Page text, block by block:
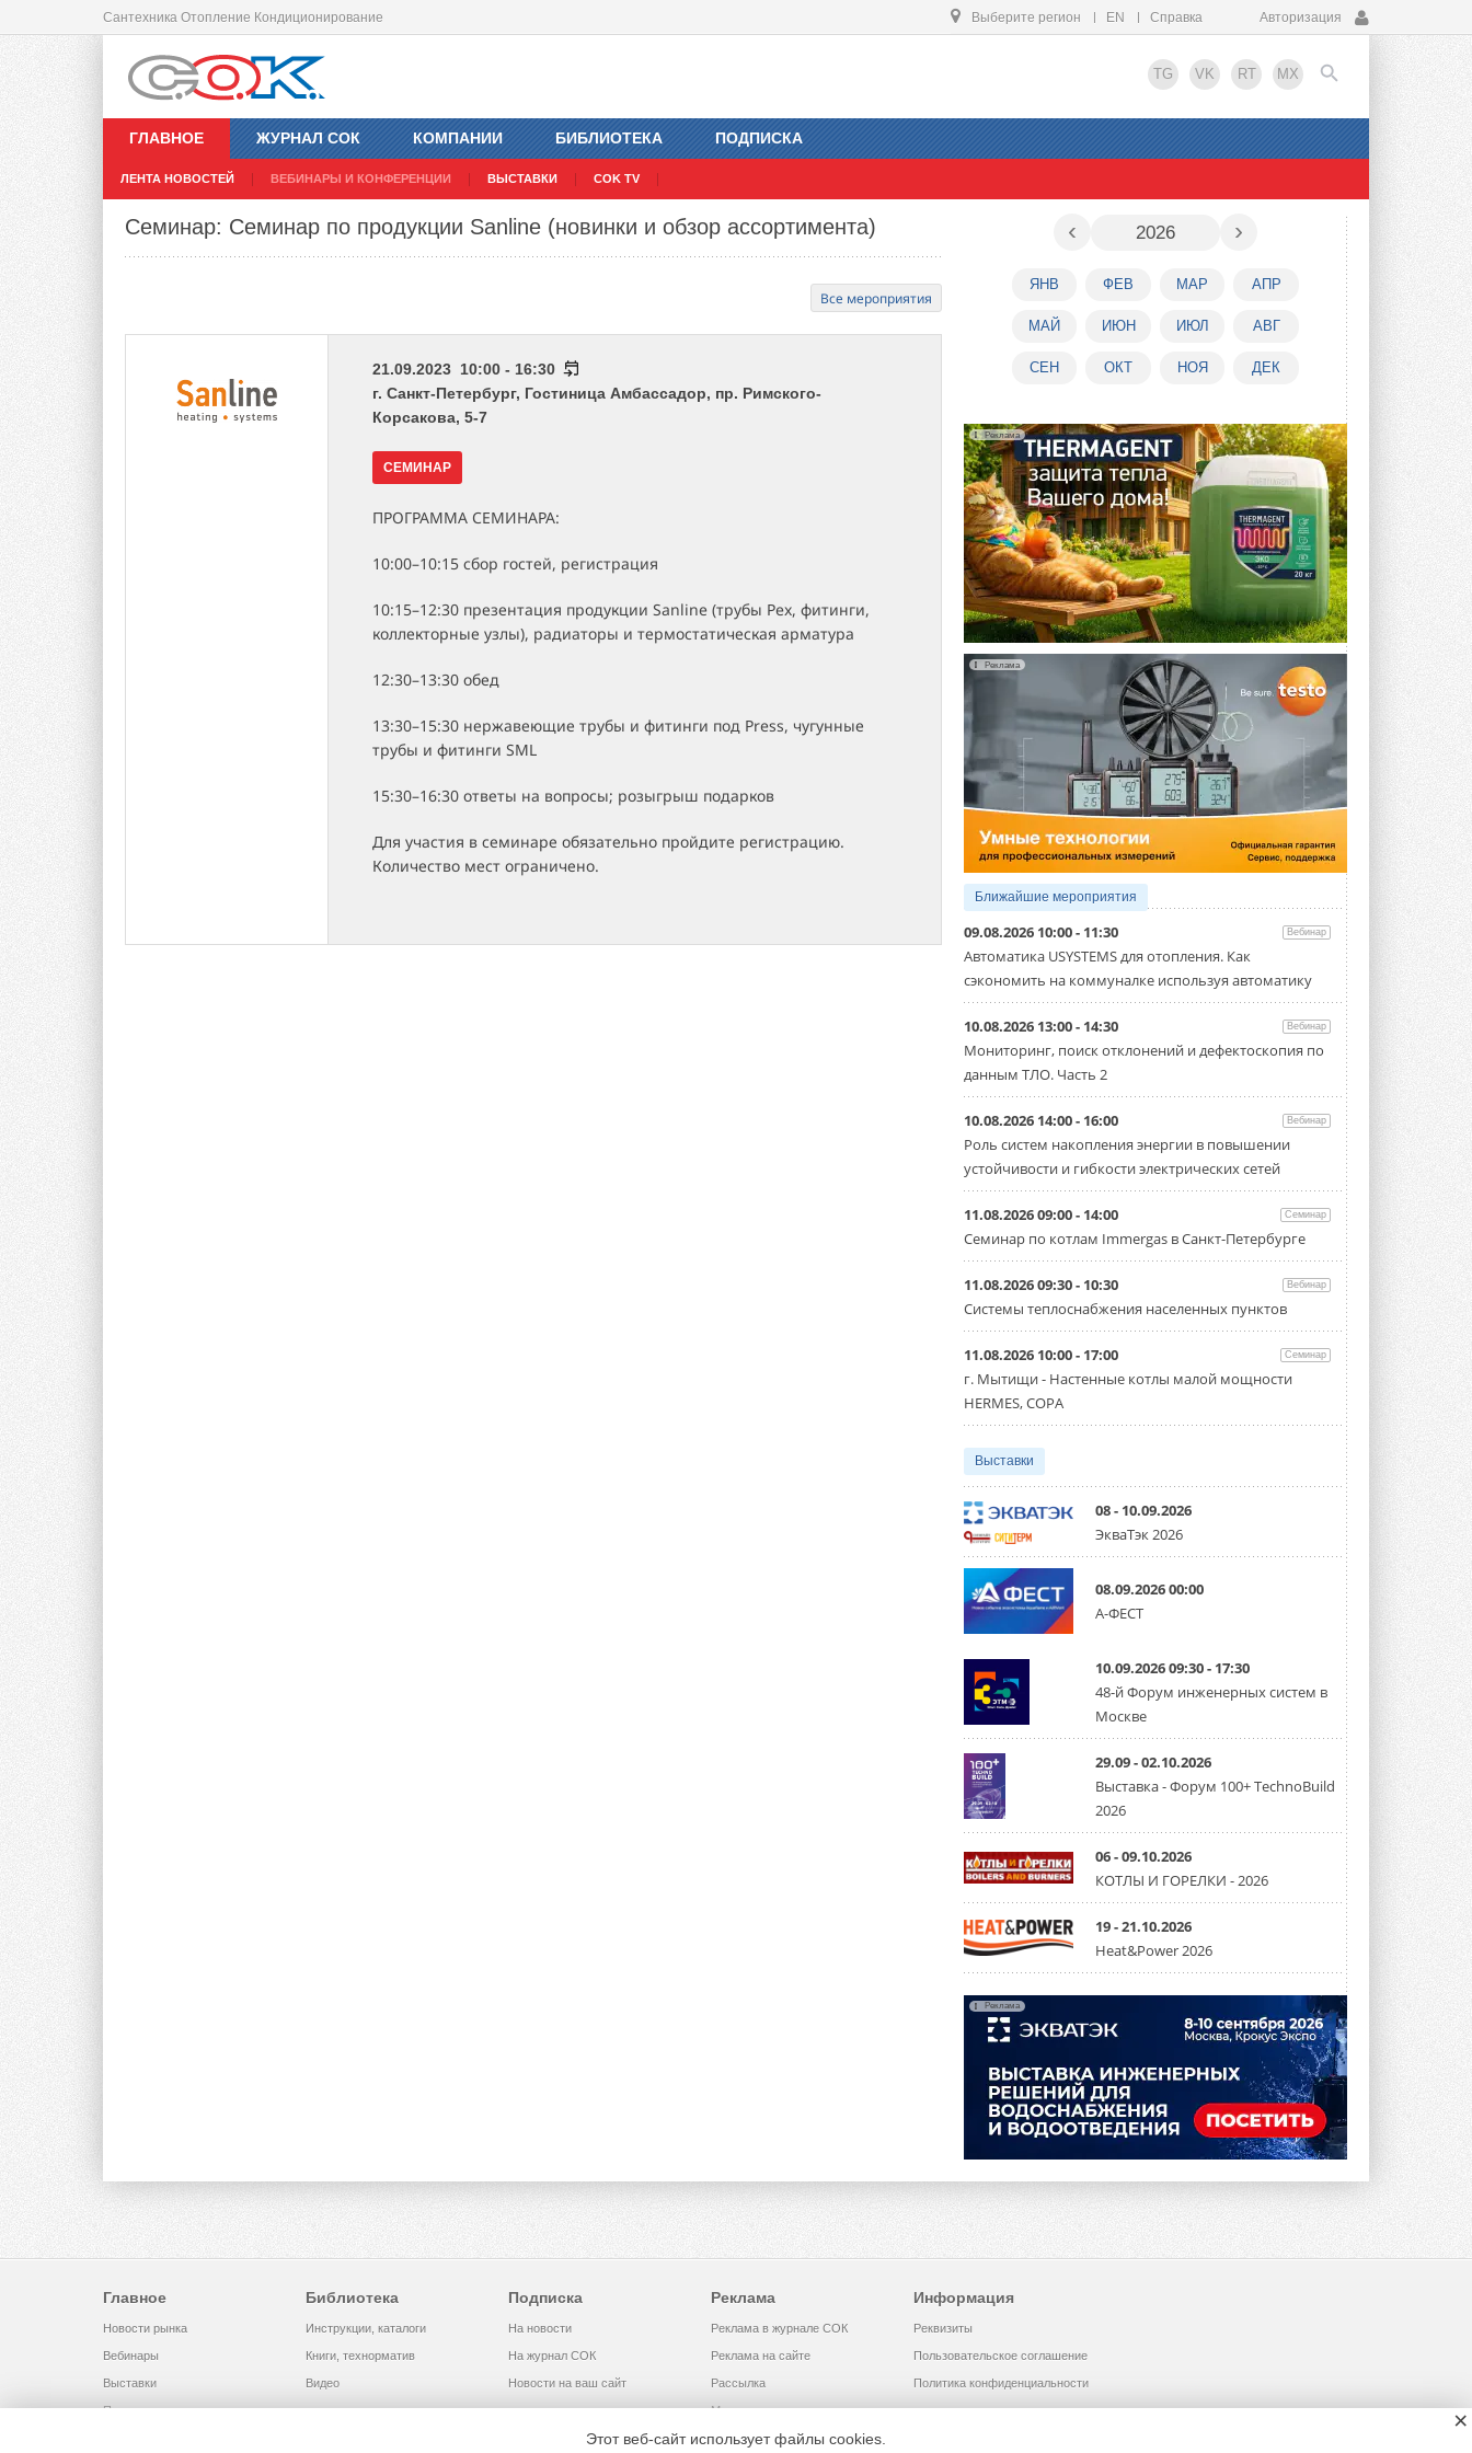
Сантехника Отопление Кондиционирование Выберите регион EN Справка Авторизация
TG VK RT MX
ГЛАВНОЕ
ЛЕНТА НОВОСТЕЙ ВЕБИНАРЫ И КОНФЕРЕНЦИИ ВЫСТАВКИ COK TV
ЖУРНАЛ СОК КОМПАНИИ БИБЛИОТЕКА ПОДПИСКА
EN
Семинар: Семинар по продукции Sanline (новинки и обзор ассортимента)
Все мероприятия
21.09.2023 10:00 - 16:30
г. Санкт-Петербург, Гостиница Амбассадор, пр. Римского-
Корсакова, 5-7
СЕМИНАР
ПРОГРАММА СЕМИНАРА:
10:00–10:15 сбор гостей, регистрация
10:15–12:30 презентация продукции Sanline (трубы Pex, фитинги,
коллекторные узлы), радиаторы и термостатическая арматура
12:30–13:30 обед
13:30–15:30 нержавеющие трубы и фитинги под Press, чугунные
трубы и фитинги SML
15:30–16:30 ответы на вопросы; розыгрыш подарков
Для участия в семинаре обязательно пройдите регистрацию.
Количество мест ограничено.
‹ 2026 ›
ЯНВ ФЕВ МАР АПР
МАЙ ИЮН ИЮЛ АВГ
СЕН ОКТ НОЯ ДЕК
Реклама
Реклама
Ближайшие мероприятия
09.08.2026 10:00 - 11:30 Вебинар
Автоматика USYSTEMS для отопления. Как
сэкономить на коммуналке используя автоматику
10.08.2026 13:00 - 14:30 Вебинар
Мониторинг, поиск отклонений и дефектоскопия по
данным ТЛО. Часть 2
10.08.2026 14:00 - 16:00 Вебинар
Роль систем накопления энергии в повышении
устойчивости и гибкости электрических сетей
11.08.2026 09:00 - 14:00 Семинар
Семинар по котлам Immergas в Санкт-Петербурге
11.08.2026 09:30 - 10:30 Вебинар
Системы теплоснабжения населенных пунктов
11.08.2026 10:00 - 17:00 Семинар
г. Мытищи - Настенные котлы малой мощности
HERMES, COPA
Выставки
08 - 10.09.2026
ЭкваТэк 2026
08.09.2026 00:00
А-ФЕСТ
10.09.2026 09:30 - 17:30
48-й Форум инженерных систем в
Москве
29.09 - 02.10.2026
Выставка - Форум 100+ TechnoBuild
2026
06 - 09.10.2026
КОТЛЫ И ГОРЕЛКИ - 2026
19 - 21.10.2026
Heat&Power 2026
Реклама
Главное
Новости рынка
Вебинары
Выставки
Помощь
Библиотека
Инструкции, каталоги
Книги, технорматив
Видео
Подписка
На новости
На журнал СОК
Новости на ваш сайт
Реклама
Реклама в журнале СОК
Реклама на сайте
Рассылка
Медиакит
Информация
Реквизиты
Пользовательское соглашение
Политика конфиденциальности
Этот веб-сайт использует файлы cookies.
×